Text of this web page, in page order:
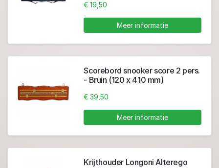
€ 19,50
Meer informatie
Scorebord snooker score 2 pers.
- Bruin (120 x 410 mm)
€ 39,50
Meer informatie
Krijthouder Longoni Alterego